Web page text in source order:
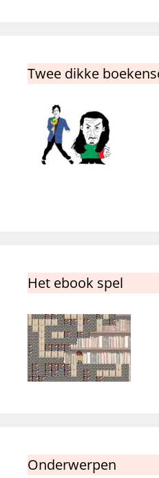
Twee dikke
Het ebook spel
Onderwerpen